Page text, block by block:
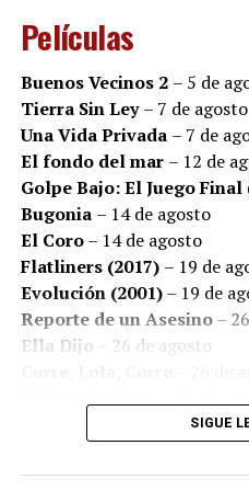
En un contexto en el que
familias expresan
tratamientos y
resonancia especial: detrás
historias de amor, de miedo,
que luchan por seguir
Produccionesy1:85 Films,
Películas
Buenos Vecinos 2 – 5 de
Tierra Sin Ley– 7 de agosto
Una Vida Privada – 7 de
El fondo del mar – 12 de
Golpe Bajo: El Juego Final
Bugonia – 14 de agosto
El Coro– 14 de agosto
Flatliners (2017) – 19 de
Evolución (2001)– 19 de
Reporte de un Asesino–
Ella Dijo – 26 de agosto
Ricki and the Flash: Entre
SIGUE